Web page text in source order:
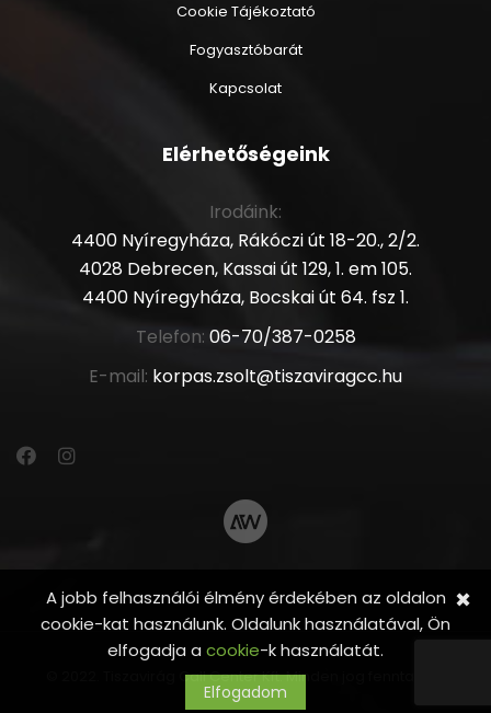
Cookie Tájékoztató
Fogyasztóbarát
Kapcsolat
Elérhetőségeink
Irodáink:
4400 Nyíregyháza, Rákóczi út 18-20., 2/2.
4028 Debrecen, Kassai út 129, 1. em 105.
4400 Nyíregyháza, Bocskai út 64. fsz 1.
Telefon: 06-70/387-0258
E-mail: korpas.zsolt@tiszaviragcc.hu
© 2022. Tiszavirág Call Center Kft. Minden jog fenntartva.
A jobb felhasználói élmény érdekében az oldalon
cookie-kat használunk. Oldalunk használatával, Ön
elfogadja a cookie-k használatát.
Elfogadom
✖